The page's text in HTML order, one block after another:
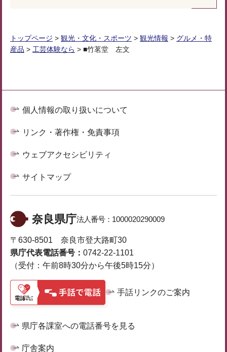
トップページ > 観光・文化・スポーツ > 観光情報 > グルメ・特
産品 > 工芸体験なら > ■竹茗堂 左文
個人情報の取り扱いについて
リンク・著作権・免責事項
ウェブアクセシビリティ
サイトマップ
奈良県庁法人番号： 1000020290009
〒630-8501 奈良市登大路町30
県庁代表電話番号： 0742-22-1101
（受付：午前8時30分から午後5時15分）
手話リンクのご案内
県庁各課室への電話番号を見る
庁舎案内